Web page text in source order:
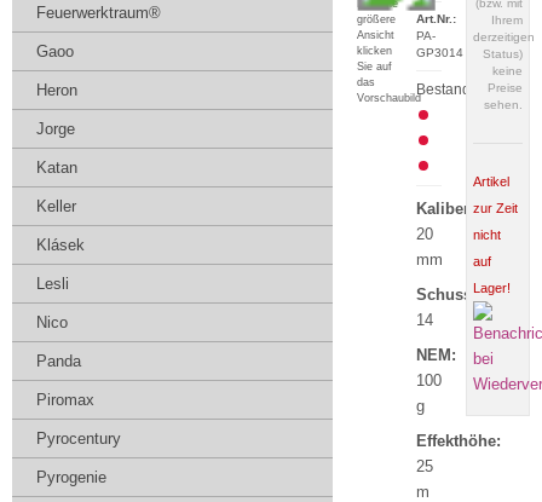
Für eine
größere
Ansicht
klicken
Sie auf
das
Vorschaubild
(bzw. mit
Ihrem
derzeitigen
Status)
keine
Preise
sehen.
Artikel
zur Zeit
nicht
auf
Lager!
Art.Nr.:
PA-
GP3014
Bestand:
Kaliber:
20
mm
Schuss:
14
NEM:
100
g
Effekthöhe:
25
m
Feuerwerktraum®
Gaoo
Heron
Jorge
Katan
Keller
Klásek
Lesli
Nico
Panda
Piromax
Pyrocentury
Pyrogenie